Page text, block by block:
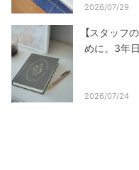
2026/07/29
【スタッフ
めに。3年
2026/07/24